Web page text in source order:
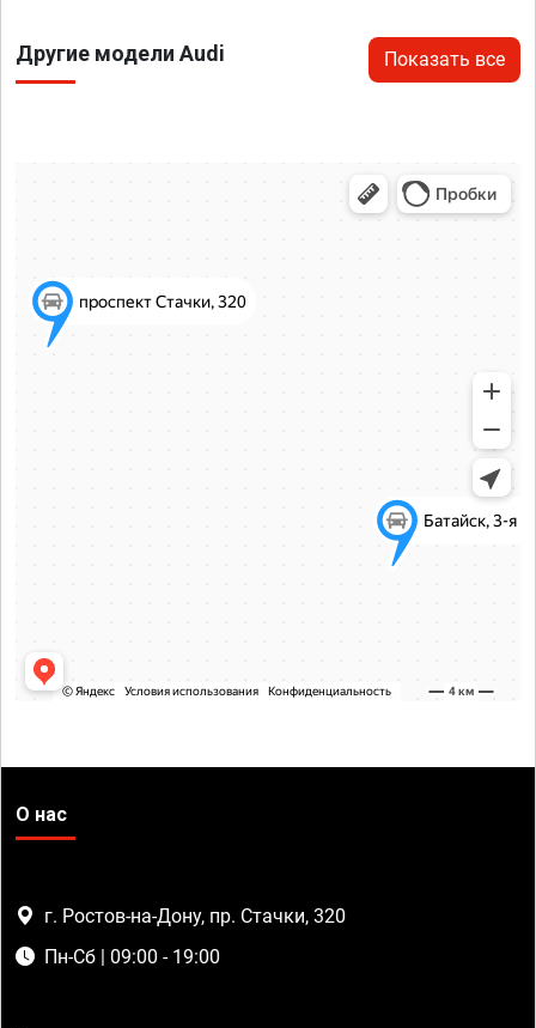
Другие модели Audi Показать все
О нас
г. Ростов-на-Дону, пр. Стачки, 320
Пн-Сб | 09:00 - 19:00